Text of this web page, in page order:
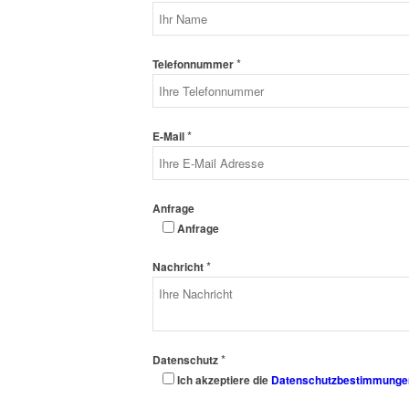
Telefonnummer*
E-Mail*
Anfrage
Anfrage
Nachricht*
Datenschutz*
Ich akzeptiere die